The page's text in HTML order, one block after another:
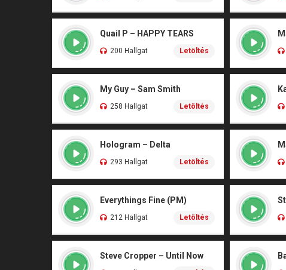
Quail P – HAPPY TEARS
200 Hallgat Letöltés
My Guy – Sam Smith
258 Hallgat Letöltés
Hologram – Delta
293 Hallgat Letöltés
Everythings Fine (PM)
212 Hallgat Letöltés
Steve Cropper – Until Now